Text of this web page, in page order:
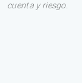
cuenta y riesgo.